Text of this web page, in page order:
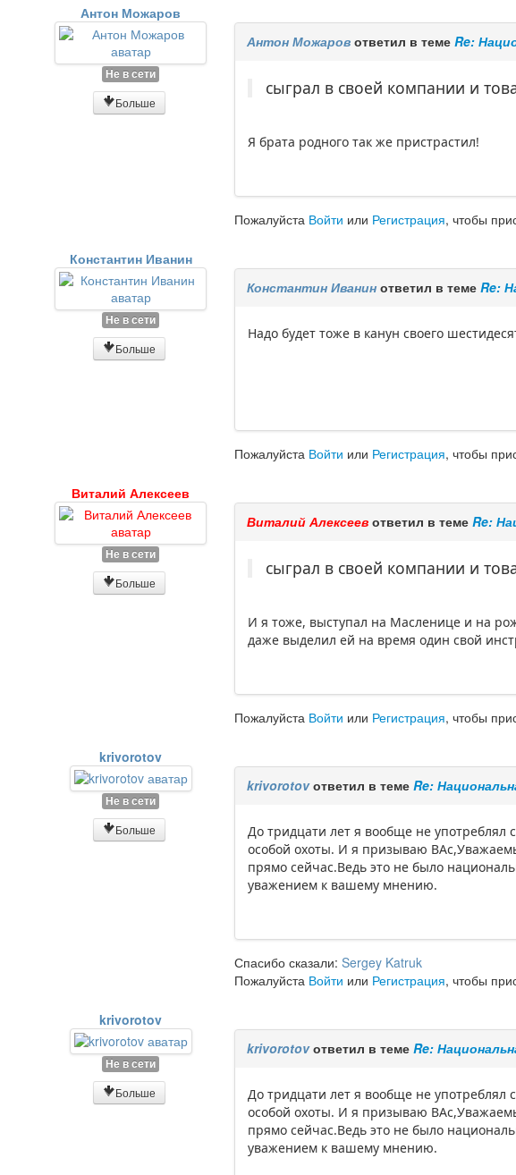
Антон Можаров
Не в сети
Больше
Антон Можаров ответил в темеRe:
сыграл в своей компании и
Я брата родного так же пристрастил!
Пожалуйста Войти или Регистрация, чтобы
Константин Иванин
Не в сети
Больше
Константин Иванин ответил в темеRe:
Надо будет тоже в канун своего
Пожалуйста Войти или Регистрация, чтобы
Виталий Алексеев
Не в сети
Больше
Виталий Алексеев ответил в темеRe:
сыграл в своей компании и
И я тоже, выступал на Масленице и на
даже выделил ей на время один свой
Пожалуйста Войти или Регистрация, чтобы
krivorotov
Не в сети
Больше
krivorotovответил в темеRe:
До тридцати лет я вообще не употреблял
особой охоты. И я призываю
прямо сейчас.Ведь это не было
уважением к вашему мнению.
Спасибо сказали:Sergey Katruk
Пожалуйста Войти или Регистрация, чтобы
krivorotov
Не в сети
Больше
krivorotovответил в темеRe:
До тридцати лет я вообще не употреблял
особой охоты. И я призываю
прямо сейчас.Ведь это не было
уважением к вашему мнению.